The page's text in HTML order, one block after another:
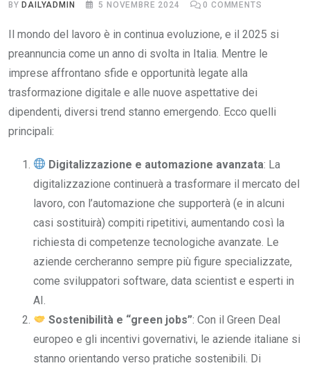
BYDAILYADMIN 5 NOVEMBRE 2024 0 COMMENTS
Il mondo del lavoro è in continua evoluzione, e il 2025 si
preannuncia come un anno di svolta in Italia. Mentre le
imprese affrontano sfide e opportunità legate alla
trasformazione digitale e alle nuove aspettative dei
dipendenti, diversi trend stanno emergendo. Ecco quelli
principali:
Digitalizzazione e automazione avanzata: La
digitalizzazione continuerà a trasformare il mercato del
lavoro, con l’automazione che supporterà (e in alcuni
casi sostituirà) compiti ripetitivi, aumentando così la
richiesta di competenze tecnologiche avanzate. Le
aziende cercheranno sempre più figure specializzate,
come sviluppatori software, data scientist e esperti in
AI.
Sostenibilità e “green jobs”: Con il Green Deal
europeo e gli incentivi governativi, le aziende italiane si
stanno orientando verso pratiche sostenibili. Di